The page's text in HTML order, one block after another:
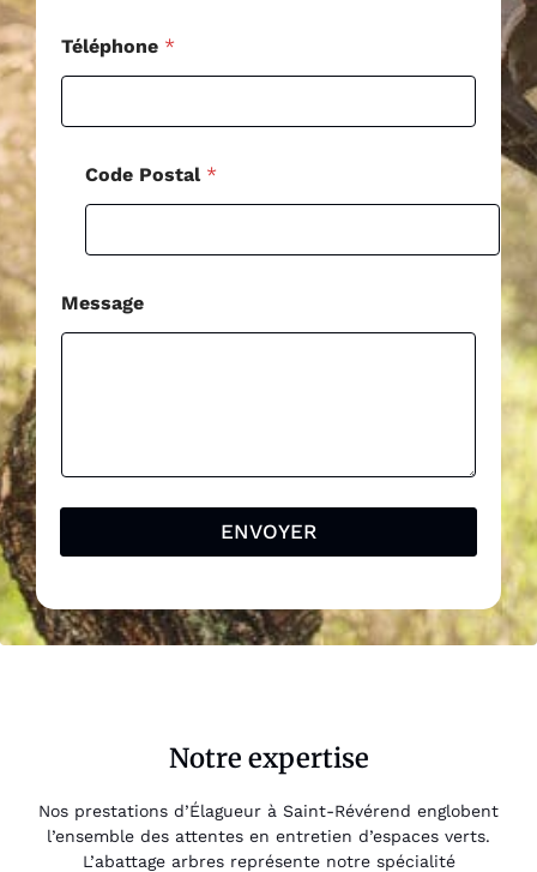
Téléphone *
Code Postal *
o
d
e
Message
ENVOYER
Notre expertise
Nos prestations d’Élagueur à Saint-Révérend englobent
l’ensemble des attentes en entretien d’espaces verts.
L’abattage arbres représente notre spécialité